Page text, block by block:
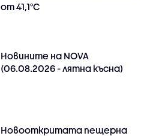
от 41,1°C
Новините на NOVA
(06.08.2026 - лятна късна)
Новооткритата пещерна